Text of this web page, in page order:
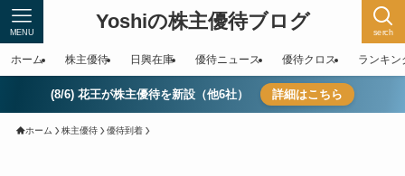
Yoshiの株主優待ブログ serch
MENU
ホーム 株主優待 日興在庫 優待ニュース 優待クロス ランキン
(8/6) 花王が株主優待を新設（他6社） 詳細はこちら
ホーム 株主優待 優待到着